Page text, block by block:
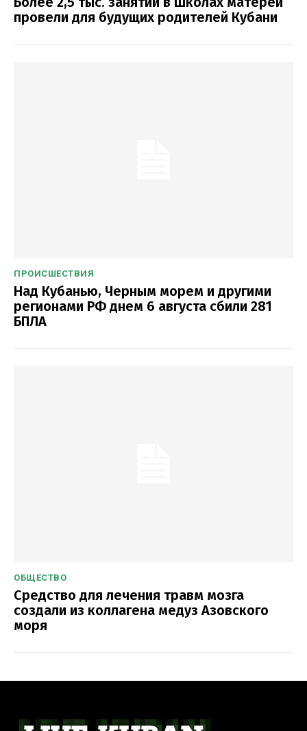
провели для будущих родителей Кубани
ПРОИСШЕСТВИЯ
Над Кубанью, Черным морем и другими
регионами РФ днем 6 августа сбили 281
БПЛА
ОБЩЕСТВО
Средство для лечения травм мозга
создали из коллагена медуз Азовского
моря